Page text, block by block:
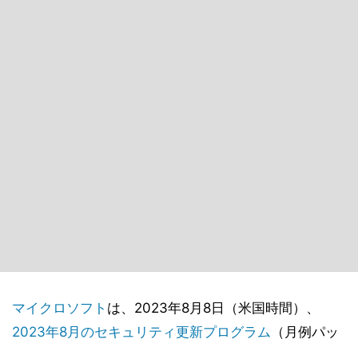
マイクロソフト は、2023年8月8日（米国時間）、
2023年8月のセキュリティ更新プログラム （月例パッ